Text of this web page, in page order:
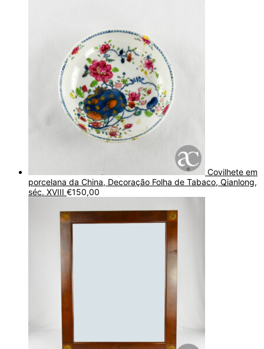
Covilhete em
porcelana da China, Decoração Folha de Tabaco, Qianlong,
séc. XVIII €150,00